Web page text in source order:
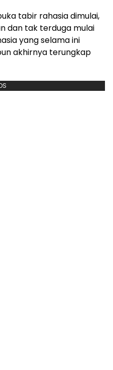
tabir rahasia dimulai,
dan tak terduga mulai
yang selama ini
akhirnya terungkap